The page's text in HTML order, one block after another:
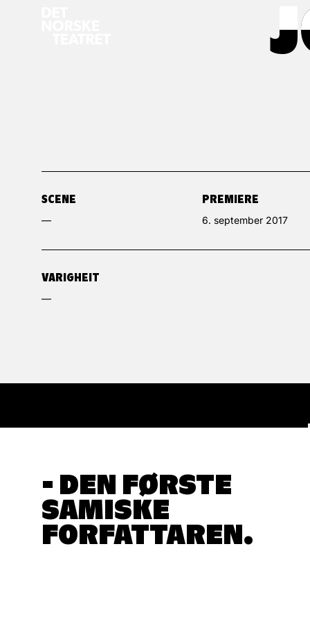
SCENE
—
PREMIERE
6. september 2017
VARIGHEIT
—
- DEN FØRSTE
SAMISKE
FORFATTAREN.